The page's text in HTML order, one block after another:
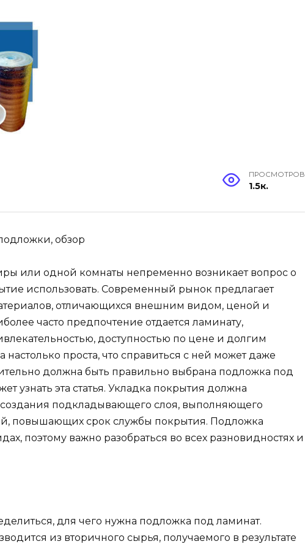
ПРОСМОТРОВ
1.5к.
обзор
или одной комнаты непременно возникает вопрос о
использовать. Современный рынок предлагает
отличающихся внешним видом, ценой и
часто предпочтение отдается ламинату,
доступностью по цене и долгим
настолько проста, что справиться с ней может даже
должна быть правильно выбрана подложка под
узнать эта статья. Укладка покрытия должна
создания подкладывающего слоя, выполняющего
повышающих срок службы покрытия. Подложка
поэтому важно разобраться во всех разновидностях и
для чего нужна подложка под ламинат.
из вторичного сырья, получаемого в результате